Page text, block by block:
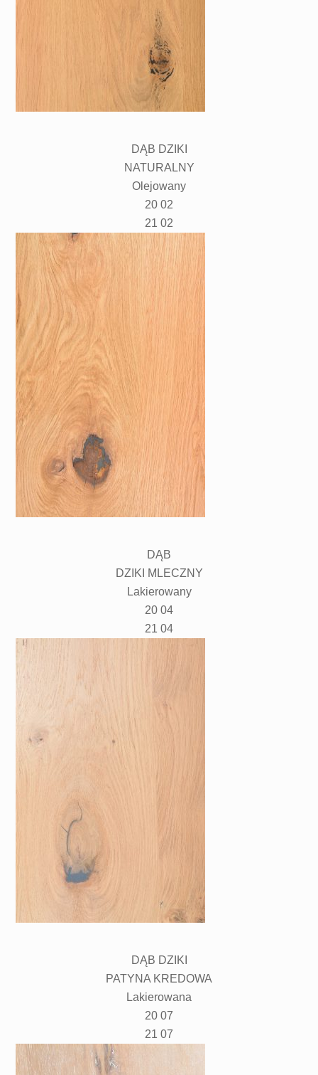
DĄB DZIKI
NATURALNY
Olejowany
20 02
21 02
DĄB
DZIKI MLECZNY
Lakierowany
20 04
21 04
DĄB DZIKI
PATYNA KREDOWA
Lakierowana
20 07
21 07